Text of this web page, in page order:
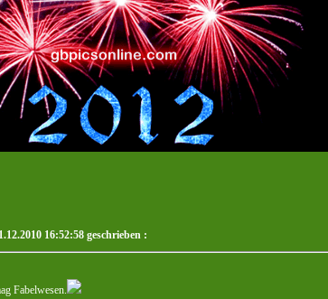
16:52:58 geschrieben :
Fabelwesen.